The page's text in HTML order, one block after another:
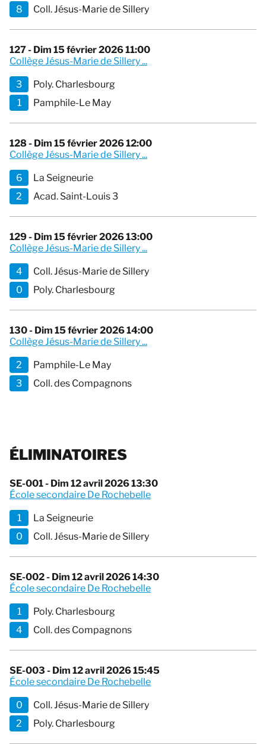
8
Coll. Jésus-Marie de Sillery
127 - Dim 15 février 2026 11:00
Collège Jésus-Marie de Sillery ...
3
Poly. Charlesbourg
1
Pamphile-Le May
128 - Dim 15 février 2026 12:00
Collège Jésus-Marie de Sillery ...
6
La Seigneurie
2
Acad. Saint-Louis 3
129 - Dim 15 février 2026 13:00
Collège Jésus-Marie de Sillery ...
4
Coll. Jésus-Marie de Sillery
0
Poly. Charlesbourg
130 - Dim 15 février 2026 14:00
Collège Jésus-Marie de Sillery ...
2
Pamphile-Le May
3
Coll. des Compagnons
ÉLIMINATOIRES
SE-001 - Dim 12 avril 2026 13:30
École secondaire De Rochebelle
1
La Seigneurie
0
Coll. Jésus-Marie de Sillery
SE-002 - Dim 12 avril 2026 14:30
École secondaire De Rochebelle
1
Poly. Charlesbourg
4
Coll. des Compagnons
SE-003 - Dim 12 avril 2026 15:45
École secondaire De Rochebelle
0
Coll. Jésus-Marie de Sillery
2
Poly. Charlesbourg